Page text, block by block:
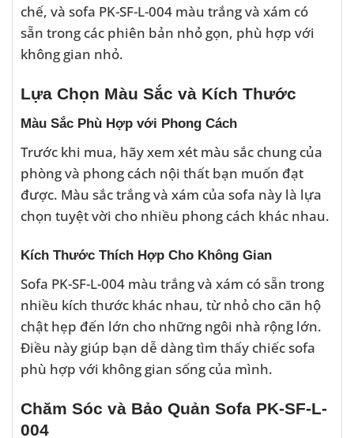
chế, và sofa PK-SF-L-004 màu trắng và xám có
sẵn trong các phiên bản nhỏ gọn, phù hợp với
không gian nhỏ.
Lựa Chọn Màu Sắc và Kích Thước
Màu Sắc Phù Hợp với Phong Cách
Trước khi mua, hãy xem xét màu sắc chung của
phòng và phong cách nội thất bạn muốn đạt
được. Màu sắc trắng và xám của sofa này là lựa
chọn tuyệt vời cho nhiều phong cách khác nhau.
Kích Thước Thích Hợp Cho Không Gian
Sofa PK-SF-L-004 màu trắng và xám có sẵn trong
nhiều kích thước khác nhau, từ nhỏ cho căn hộ
chật hẹp đến lớn cho những ngôi nhà rộng lớn.
Điều này giúp bạn dễ dàng tìm thấy chiếc sofa
phù hợp với không gian sống của mình.
Chăm Sóc và Bảo Quản Sofa PK-SF-L-
004